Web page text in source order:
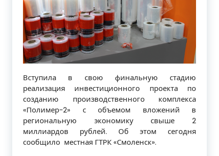
Вступила в свою финальную стадию
реализация инвестиционного проекта по
созданию производственного комплекса
«Полимер-2» с объемом вложений в
региональную экономику свыше 2
миллиардов рублей. Об этом сегодня
сообщило местная ГТРК «Смоленск».